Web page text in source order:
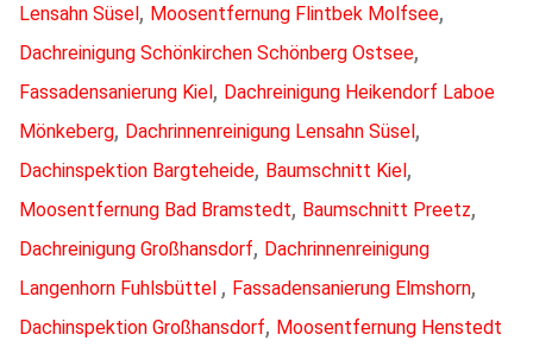
Lensahn Süsel, Moosentfernung Flintbek Molfsee,
Dachreinigung Schönkirchen Schönberg Ostsee,
Fassadensanierung Kiel, Dachreinigung Heikendorf Laboe
Mönkeberg, Dachrinnenreinigung Lensahn Süsel,
Dachinspektion Bargteheide, Baumschnitt Kiel,
Moosentfernung Bad Bramstedt, Baumschnitt Preetz,
Dachreinigung Großhansdorf, Dachrinnenreinigung
Langenhorn Fuhlsbüttel , Fassadensanierung Elmshorn,
Dachinspektion Großhansdorf, Moosentfernung Henstedt